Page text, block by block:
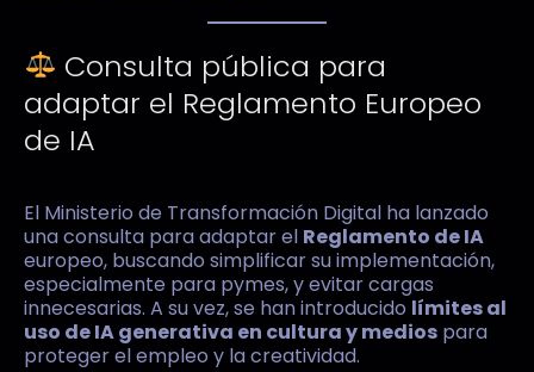
Consulta pública para
adaptar el Reglamento Europeo
de IA
El Ministerio de Transformación Digital ha lanzado
una consulta para adaptar el Reglamento de IA
europeo, buscando simplificar su implementación,
especialmente para pymes, y evitar cargas
innecesarias. A su vez, se han introducido límites al
uso de IA generativa en cultura y medios para
proteger el empleo y la creatividad.